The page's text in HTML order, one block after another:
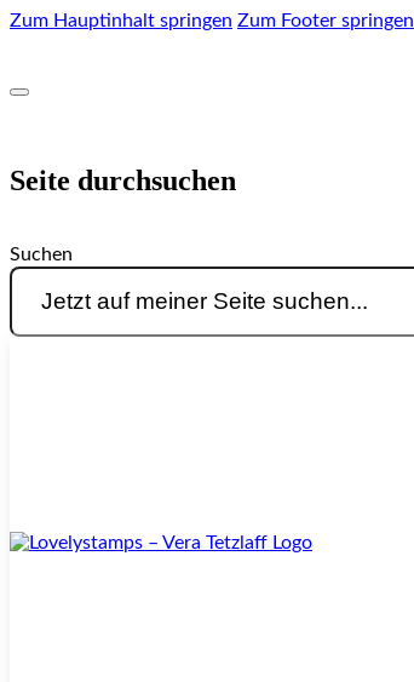
Zum Hauptinhalt springen Zum Footer springen
Seite durchsuchen
Suchen